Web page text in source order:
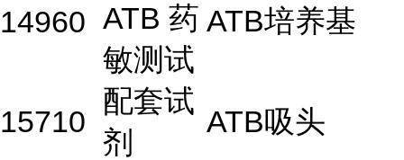
14960 ATB 药
敏测试
ATB培养基
15710
配套试
剂
ATB吸头